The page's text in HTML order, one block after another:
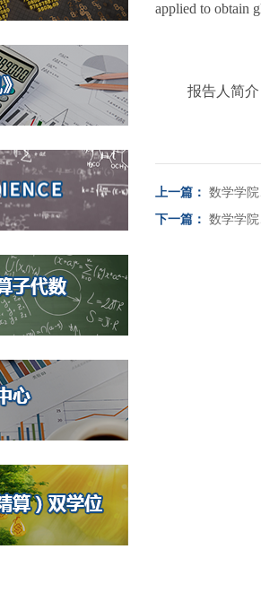
applied to obtain
报告人简
上一篇： 数学学
下一篇： 数学学